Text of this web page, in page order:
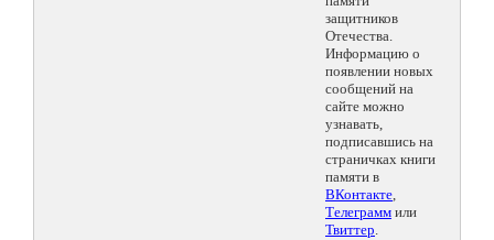
защитников
Отечества.
Информацию о
появлении новых
сообщений на
сайте можно
узнавать,
подписавшись на
страничках книги
памяти в
ВКонтакте,
Телеграмм или
Твиттер.